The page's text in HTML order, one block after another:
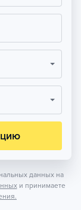
данных на
и принимаете